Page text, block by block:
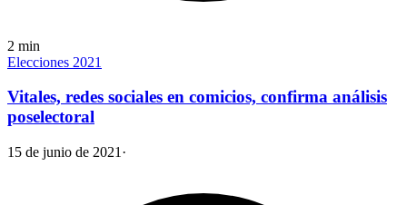
2 min
Elecciones 2021
Vitales, redes sociales en comicios, confirma análisis
poselectoral
15 de junio de 2021 ·